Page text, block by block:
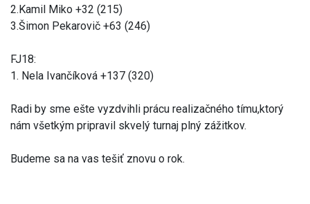
2.Kamil Miko +32 (215)
3.Šimon Pekarovič +63 (246)
FJ18:
1. Nela Ivančíková +137 (320)
Radi by sme ešte vyzdvihli prácu realizačného tímu,ktorý
nám všetkým pripravil skvelý turnaj plný zážitkov.
Budeme sa na vas tešiť znovu o rok.